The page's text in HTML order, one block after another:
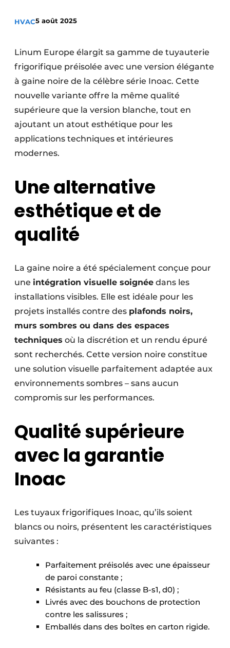
Video’s
HVAC5 août 2025
Linum Europe élargit sa gamme de tuyauterie
frigorifique préisolée avec une version élégante
à gaine noire de la célèbre série Inoac. Cette
nouvelle variante offre la même qualité
supérieure que la version blanche, tout en
ajoutant un atout esthétique pour les
applications techniques et intérieures
modernes.
Une alternative
esthétique et de
qualité
La gaine noire a été spécialement conçue pour
une intégration visuelle soignée dans les
installations visibles. Elle est idéale pour les
projets installés contre des plafonds noirs,
murs sombres ou dans des espaces
techniques où la discrétion et un rendu épuré
sont recherchés. Cette version noire constitue
une solution visuelle parfaitement adaptée aux
environnements sombres – sans aucun
compromis sur les performances.
Qualité supérieure
avec la garantie
Inoac
Les tuyaux frigorifiques Inoac, qu’ils soient
blancs ou noirs, présentent les caractéristiques
suivantes :
Parfaitement préisolés avec une épaisseur
de paroi constante ;
Résistants au feu (classe B-s1, d0) ;
Livrés avec des bouchons de protection
contre les salissures ;
Emballés dans des boîtes en carton rigide.